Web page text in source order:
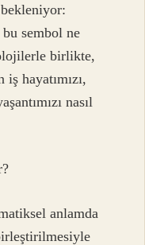
sembol ne
birlikte,
hayatımızı,
nasıl
anlamda